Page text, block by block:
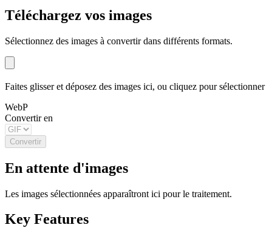
Téléchargez vos images
Sélectionnez des images à convertir dans différents formats.
Faites glisser et déposez des images ici, ou cliquez pour sélectionner
WebP
Convertir en
Convertir
En attente d'images
Les images sélectionnées apparaîtront ici pour le traitement.
Key Features